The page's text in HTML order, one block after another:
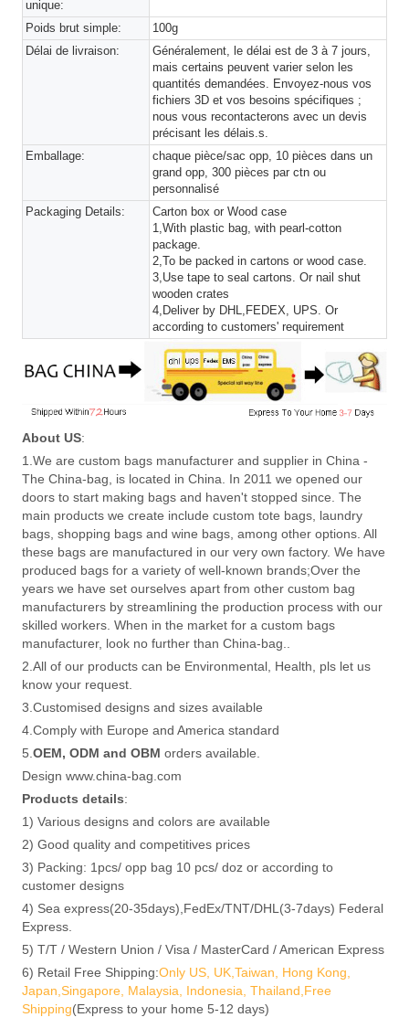
unique:
Poids brut simple:
100g
Délai de livraison:
Généralement, le délai est de 3 à 7 jours,
mais certains peuvent varier selon les
quantités demandées. Envoyez-nous vos
fichiers 3D et vos besoins spécifiques ;
nous vous recontacterons avec un devis
précisant les délais.s.
Emballage:
chaque pièce/sac opp, 10 pièces dans un
grand opp, 300 pièces par ctn ou
personnalisé
Packaging Details:
Carton box or Wood case
1,With plastic bag, with pearl-cotton
package.
2,To be packed in cartons or wood case.
3,Use tape to seal cartons. Or nail shut
wooden crates
4,Deliver by DHL,FEDEX, UPS. Or
according to customers' requirement
About US:
1.We are custom bags manufacturer and supplier in China -
The China-bag, is located in China. In 2011 we opened our
doors to start making bags and haven't stopped since. The
main products we create include custom tote bags, laundry
bags, shopping bags and wine bags, among other options. All
these bags are manufactured in our very own factory. We have
produced bags for a variety of well-known brands;Over the
years we have set ourselves apart from other custom bag
manufacturers by streamlining the production process with our
skilled workers. When in the market for a custom bags
manufacturer, look no further than China-bag..
2.All of our products can be Environmental, Health, pls let us
know your request.
3.Customised designs and sizes available
4.Comply with Europe and America standard
5. OEM, ODM and OBM orders available.
Design www.china-bag.com
Products details:
1) Various designs and colors are available
2) Good quality and competitives prices
3) Packing: 1pcs/ opp bag 10 pcs/ doz or according to
customer designs
4) Sea express(20-35days),FedEx/TNT/DHL(3-7days) Federal
Express.
5) T/T / Western Union / Visa / MasterCard / American Express
6) Retail Free Shipping:Only US, UK,Taiwan, Hong Kong,
Japan,Singapore, Malaysia, Indonesia, Thailand,Free
Shipping(Express to your home 5-12 days)